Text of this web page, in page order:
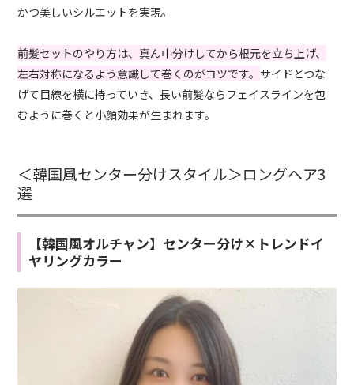
かつ美しいシルエットを実現。
前髪セットのやり方は、真ん中分けしてから根元を立ち上げ、
左右対称になるよう意識して巻くのがコツです。 サイドとつな
げて目線を横に持っていき、長い前髪ならフェイスラインを包
むように巻くと小顔効果が生まれます。
＜韓国風センター分けスタイル＞ロングヘア3
選
【韓国風オルチャン】センター分け×トレンドイ
ヤリングカラー